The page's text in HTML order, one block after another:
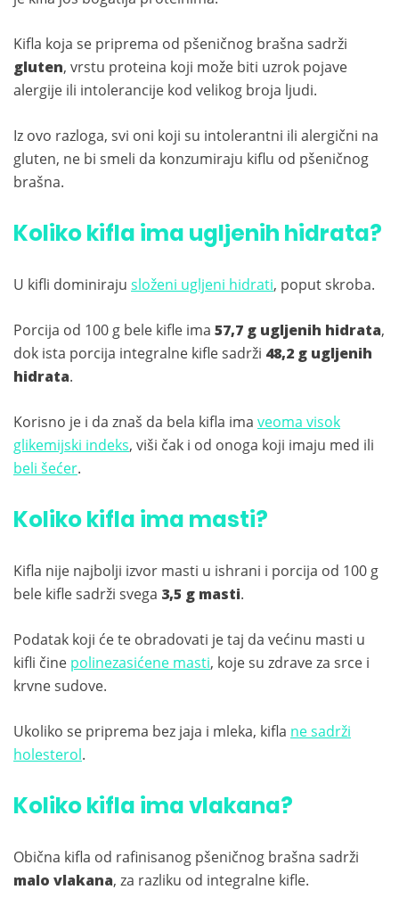
Kifla koja se priprema od pšeničnog brašna sadrži
gluten, vrstu proteina koji može biti uzrok pojave
alergije ili intolerancije kod velikog broja ljudi.
Iz ovo razloga, svi oni koji su intolerantni ili alergični na
gluten, ne bi smeli da konzumiraju kiflu od pšeničnog
brašna.
Koliko kifla ima ugljenih hidrata?
U kifli dominiraju složeni ugljeni hidrati, poput skroba.
Porcija od 100 g bele kifle ima 57,7 g ugljenih hidrata,
dok ista porcija integralne kifle sadrži 48,2 g ugljenih
hidrata.
Korisno je i da znaš da bela kifla ima veoma visok
glikemijski indeks, viši čak i od onoga koji imaju med ili
beli šećer.
Koliko kifla ima masti?
Kifla nije najbolji izvor masti u ishrani i porcija od 100 g
bele kifle sadrži svega 3,5 g masti.
Podatak koji će te obradovati je taj da većinu masti u
kifli čine polinezasićene masti, koje su zdrave za srce i
krvne sudove.
Ukoliko se priprema bez jaja i mleka, kifla ne sadrži
holesterol.
Koliko kifla ima vlakana?
Obična kifla od rafinisanog pšeničnog brašna sadrži
malo vlakana, za razliku od integralne kifle.